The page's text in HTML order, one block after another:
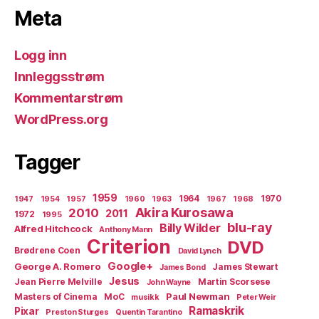
Meta
Logg inn
Innleggsstrøm
Kommentarstrøm
WordPress.org
Tagger
1947 1954 1957 1959 1960 1963 1964 1967 1968
1970
1972
1995 2010 2011 Akira Kurosawa
Alfred Hitchcock Anthony Mann Billy Wilder blu-ray
Brødrene Coen Criterion David Lynch DVD
George A. Romero Google+ James Bond
James Stewart
Jean Pierre Melville
Jesus John Wayne
Martin Scorsese
Masters of Cinema
MoC musikk Paul Newman Peter Weir
Pixar Preston Sturges Quentin Tarantino Ramaskrik